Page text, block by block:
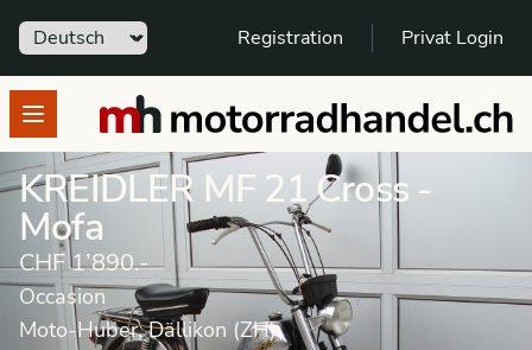
Sprache Registration Privat Login
Open menumotorradhandel.ch
KREIDLER MF 21 Cross -
Mofa
CHF 1’890.-
Occasion
Moto-Huber, Dällikon (ZH)